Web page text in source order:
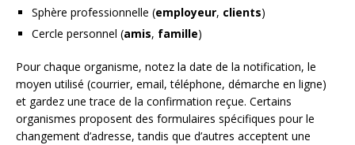
Sphère professionnelle (employeur, clients)
Cercle personnel (amis, famille)
Pour chaque organisme, notez la date de la notification, le
moyen utilisé (courrier, email, téléphone, démarche en ligne)
et gardez une trace de la confirmation reçue. Certains
organismes proposent des formulaires spécifiques pour le
changement d’adresse, tandis que d’autres acceptent une